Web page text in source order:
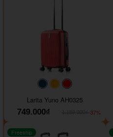
#093f69#ffa500
Larita Yuno AH0325
749.000₫
-37%
Freeship